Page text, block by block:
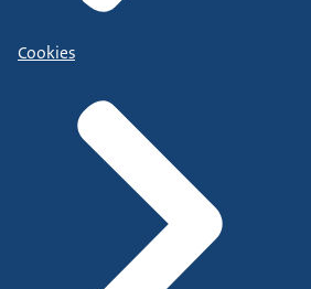
Cookies